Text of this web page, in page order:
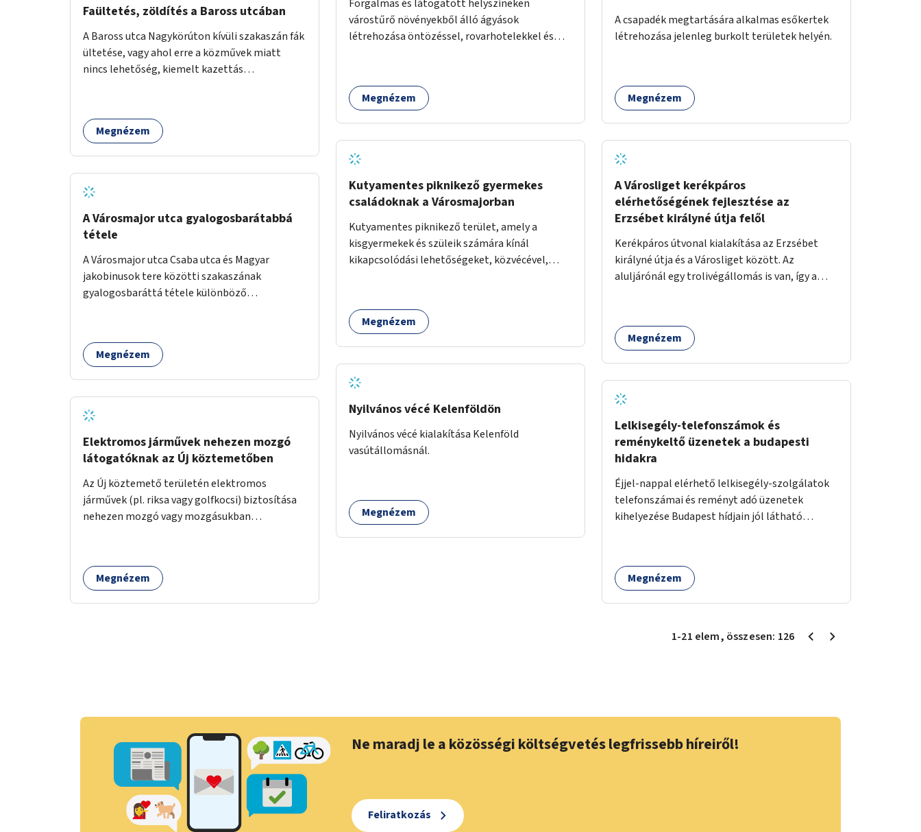
Faültetés, zöldítés a Baross utcában
A Baross utca Nagykörúton kívüli szakaszán fák
ültetése, vagy ahol erre a közművek miatt
nincs lehetőség, kiemelt kazettás
Megnézem
A Városmajor utca gyalogosbarátabbá
tétele
A Városmajor utca Csaba utca és Magyar
jakobinusok tere közötti szakaszának
gyalogosbaráttá tétele különböző
van), figyelembe véve a kerékpáros közlekedés
biztonságát is.
Megnézem
Elektromos járművek nehezen mozgó
látogatóknak az Új köztemetőben
Az Új köztemető területén elektromos
járművek (pl. riksa vagy golfkocsi) biztosítása
nehezen mozgó vagy mozgásukban
közlekednének.
Megnézem
Forgalmas és látogatott helyszíneken
várostűrő növényekből álló ágyások
létrehozása öntözéssel, rovarhotelekkel és
Megnézem
Kutyamentes piknikező gyermekes
családoknak a Városmajorban
Kutyamentes piknikező terület, amely a
kisgyermekek és szüleik számára kínál
kikapcsolódási lehetőségeket, közvécével,
Megnézem
Nyilvános vécé Kelenföldön
Nyilvános vécé kialakítása Kelenföld
vasútállomásnál.
Megnézem
A csapadék megtartására alkalmas esőkertek
létrehozása jelenleg burkolt területek helyén.
Megnézem
A Városliget kerékpáros
elérhetőségének fejlesztése az
Erzsébet királyné útja felől
Kerékpáros útvonal kialakítása az Erzsébet
királyné útja és a Városliget között. Az
aluljárónál egy trolivégállomás is van, így a
troliforgalom mellett is. Az útvonal
átvezetésre kerülne a Hungária körúton, majd a
Megnézem
Lelkisegély-telefonszámok és
reménykeltő üzenetek a budapesti
hidakra
Éjjel-nappal elérhető lelkisegély-szolgálatok
telefonszámai és reményt adó üzenetek
kihelyezése Budapest hídjain jól látható
legyen kapacitásuk a növekvő számú hívások
fogadására.
Megnézem
1-21 elem, összesen: 126
Ne maradj le a közösségi költségvetés legfrissebb híreiről!
Feliratkozás